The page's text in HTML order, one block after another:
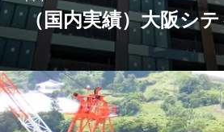
（国内実績）大阪シ